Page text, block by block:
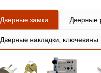
Дверные замки Дверные
Дверные накладки, ключевины